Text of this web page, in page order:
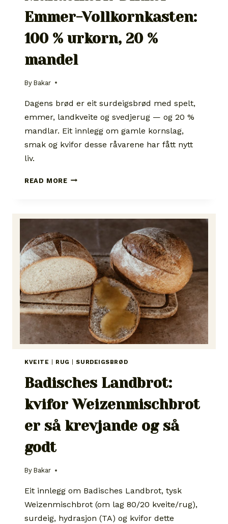
Emmer-Vollkornkasten:
100 % urkorn, 20 %
mandel
By Bakar
Dagens brød er eit surdeigsbrød med spelt,
emmer, landkveite og svedjerug — og 20 %
mandlar. Eit innlegg om gamle kornslag,
smak og kvifor desse råvarene har fått nytt
liv.
READ MOREMANDELKERN-
100
URKORN,
20
%
MANDEL
KVEITE RUG |SURDEIGSBRØD
Badisches Landbrot:
kvifor Weizenmischbrot
er så krevjande og så
godt
By Bakar
Eit innlegg om Badisches Landbrot, tysk
Weizenmischbrot (om lag 80/20 kveite/rug),
surdeig, hydrasjon (TA) og kvifor dette